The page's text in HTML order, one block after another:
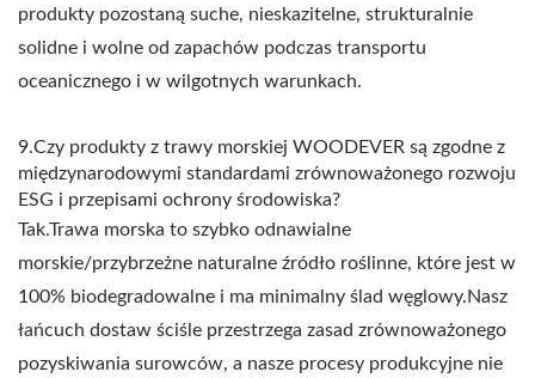
produkty pozostaną suche, nieskazitelne, strukturalnie
solidne i wolne od zapachów podczas transportu
oceanicznego i w wilgotnych warunkach.
9.Czy produkty z trawy morskiej WOODEVER są zgodne z
międzynarodowymi standardami zrównoważonego rozwoju
ESG i przepisami ochrony środowiska?
Tak.Trawa morska to szybko odnawialne
morskie/przybrzeżne naturalne źródło roślinne, które jest w
100% biodegradowalne i ma minimalny ślad węglowy.Nasz
łańcuch dostaw ściśle przestrzega zasad zrównoważonego
pozyskiwania surowców, a nasze procesy produkcyjne nie